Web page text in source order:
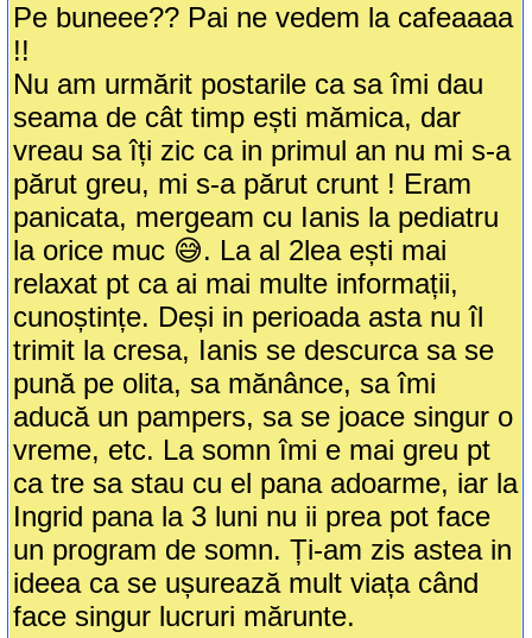
Pe buneee?? Pai ne vedem la cafeaaaa
!!
Nu am urmărit postarile ca sa îmi dau
seama de cât timp ești mămica, dar
vreau sa îți zic ca in primul an nu mi s-a
părut greu, mi s-a părut crunt ! Eram
panicata, mergeam cu Ianis la pediatru
la orice muc 😅. La al 2lea ești mai
relaxat pt ca ai mai multe informații,
cunoștințe. Deși in perioada asta nu îl
trimit la cresa, Ianis se descurca sa se
pună pe olita, sa mănânce, sa îmi
aducă un pampers, sa se joace singur o
vreme, etc. La somn îmi e mai greu pt
ca tre sa stau cu el pana adoarme, iar la
Ingrid pana la 3 luni nu ii prea pot face
un program de somn. Ți-am zis astea in
ideea ca se ușurează mult viața când
face singur lucruri mărunte.